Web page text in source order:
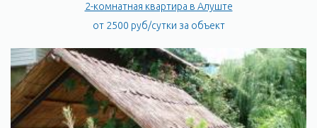
2-комнатная квартира в Алуште
от 2500 руб/сутки за объект